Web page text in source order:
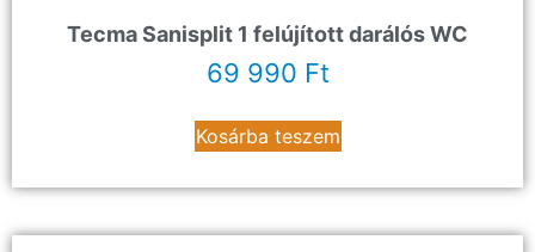
Tecma Sanisplit 1 felújított darálós WC
69 990 Ft
Kosárba teszem